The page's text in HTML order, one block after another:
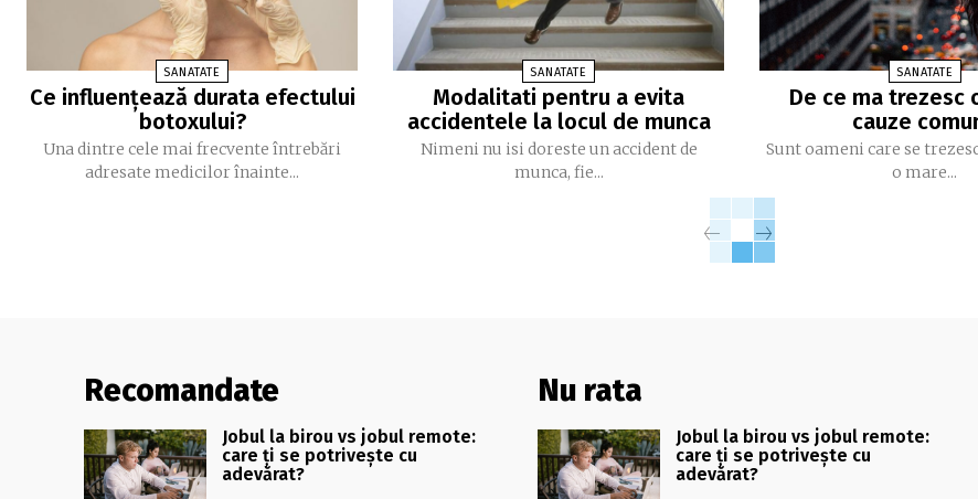
SANATATE
Ce influențează durata efectului
botoxului?
Una dintre cele mai frecvente întrebări
adresate medicilor înainte...
SANATATE
Modalitati pentru a evita
accidentele la locul de munca
Nimeni nu isi doreste un accident de
munca, fie...
SANATATE
De ce ma trezesc
cauze
Sunt oameni care se
o mare...
Recomandate
Jobul la birou vs jobul remote:
care ți se potrivește cu
adevărat?
Nu rata
Jobul la birou vs jobul remote:
care ți se potrivește cu
adevărat?